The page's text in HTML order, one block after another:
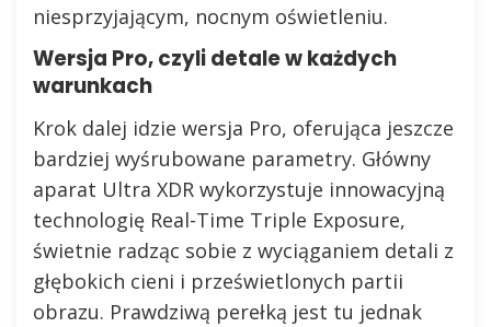
niesprzyjającym, nocnym oświetleniu.
Wersja Pro, czyli detale w każdych
warunkach
Krok dalej idzie wersja Pro, oferująca jeszcze
bardziej wyśrubowane parametry. Główny
aparat Ultra XDR wykorzystuje innowacyjną
technologię Real-Time Triple Exposure,
świetnie radząc sobie z wyciąganiem detali z
głębokich cieni i prześwietlonych partii
obrazu. Prawdziwą perełką jest tu jednak